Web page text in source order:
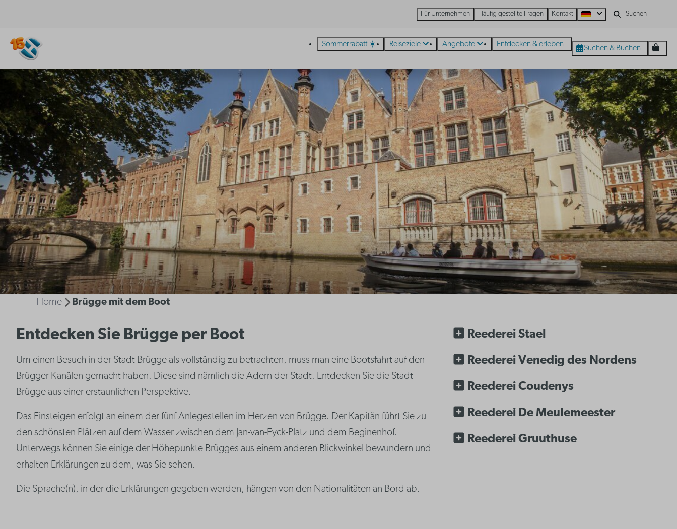
Für Unternehmen Häufig gestellte Fragen Kontakt
Sommerrabatt ☀️ Reiseziele Angebote Entdecken & erleben Suchen & Buchen
Home Brügge mit dem Boot
Entdecken Sie Brügge per Boot
Um einen Besuch in der Stadt Brügge als vollständig zu betrachten, muss man eine Bootsfahrt auf den
Brügger Kanälen gemacht haben. Diese sind nämlich die Adern der Stadt. Entdecken Sie die Stadt
Brügge aus einer erstaunlichen Perspektive.
Das Einsteigen erfolgt an einem der fünf Anlegestellen im Herzen von Brügge. Der Kapitän führt Sie zu
den schönsten Plätzen auf dem Wasser zwischen dem Jan-van-Eyck-Platz und dem Beginenhof.
Unterwegs können Sie einige der Höhepunkte Brügges aus einem anderen Blickwinkel bewundern und
erhalten Erklärungen zu dem, was Sie sehen.
Die Sprache(n), in der die Erklärungen gegeben werden, hängen von den Nationalitäten an Bord ab.
Reederei Stael
Reederei Venedig des Nordens
Reederei Coudenys
Reederei De Meulemeester
Reederei Gruuthuse